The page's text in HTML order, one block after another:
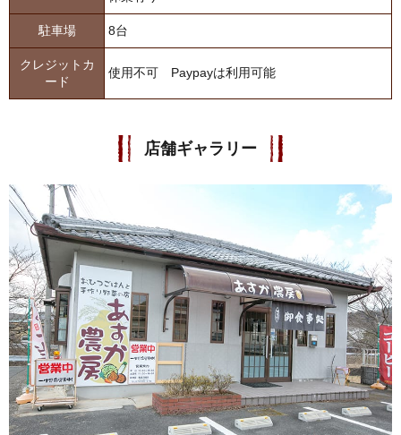
駐車場 8台
クレジットカ
ード
使用不可 Paypayは利用可能
店舗ギャラリー